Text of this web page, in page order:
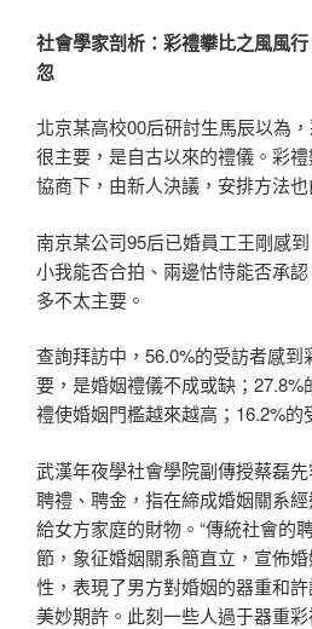
社會學家剖析：彩禮攀比之風風
忽
北京某高校00后研討生馬辰以為
很主要，是自古以來的禮儀。彩
協商下，由新人決議，安排方法也
南京某公司95后已婚員工王剛感
小我能否合拍、兩邊怙恃能否承
多不太主要。
查詢拜訪中，56.0%的受訪者感
要，是婚姻禮儀不成或缺；
禮使婚姻門檻越來越高；16.2%的
武漢年夜學社會學院副傳授蔡磊
聘禮、聘金，指在締成婚姻關系
給女方家庭的財物。“傳統社會的
節，象征婚姻關系簡直立，宣佈
性，表現了男方對婚姻的器重和
美妙期許。此刻一些人過于器重